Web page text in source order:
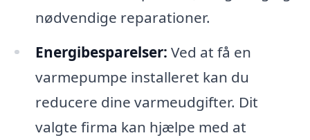
nødvendige reparationer.
Energibesparelser: Ved at få en
varmepumpe installeret kan du
reducere dine varmeudgifter. Dit
valgte firma kan hjælpe med at